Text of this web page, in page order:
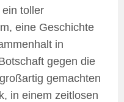
toller
eine Geschichte
in
gegen die
gemachten
in einem zeitlosen